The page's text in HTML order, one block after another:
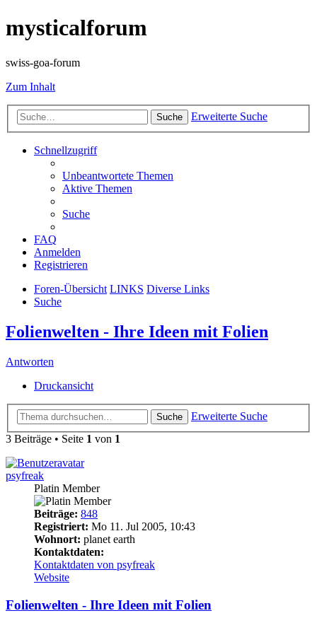
mysticalforum
swiss-goa-forum
Zum Inhalt
Suche Erweiterte Suche
Schnellzugriff
Unbeantwortete Themen
Aktive Themen
Suche
FAQ
Anmelden
Registrieren
Foren-Übersicht LINKS Diverse Links
Suche
Folienwelten - Ihre Ideen mit Folien
Antworten
Druckansicht
Suche
Erweiterte Suche
3 Beiträge • Seite 1 von 1
psyfreak
Platin Member
Beiträge: 848
Registriert: Mo 11. Jul 2005, 10:43
Wohnort: planet earth
Kontaktdaten:
Kontaktdaten von psyfreak
Website
Folienwelten - Ihre Ideen mit Folien